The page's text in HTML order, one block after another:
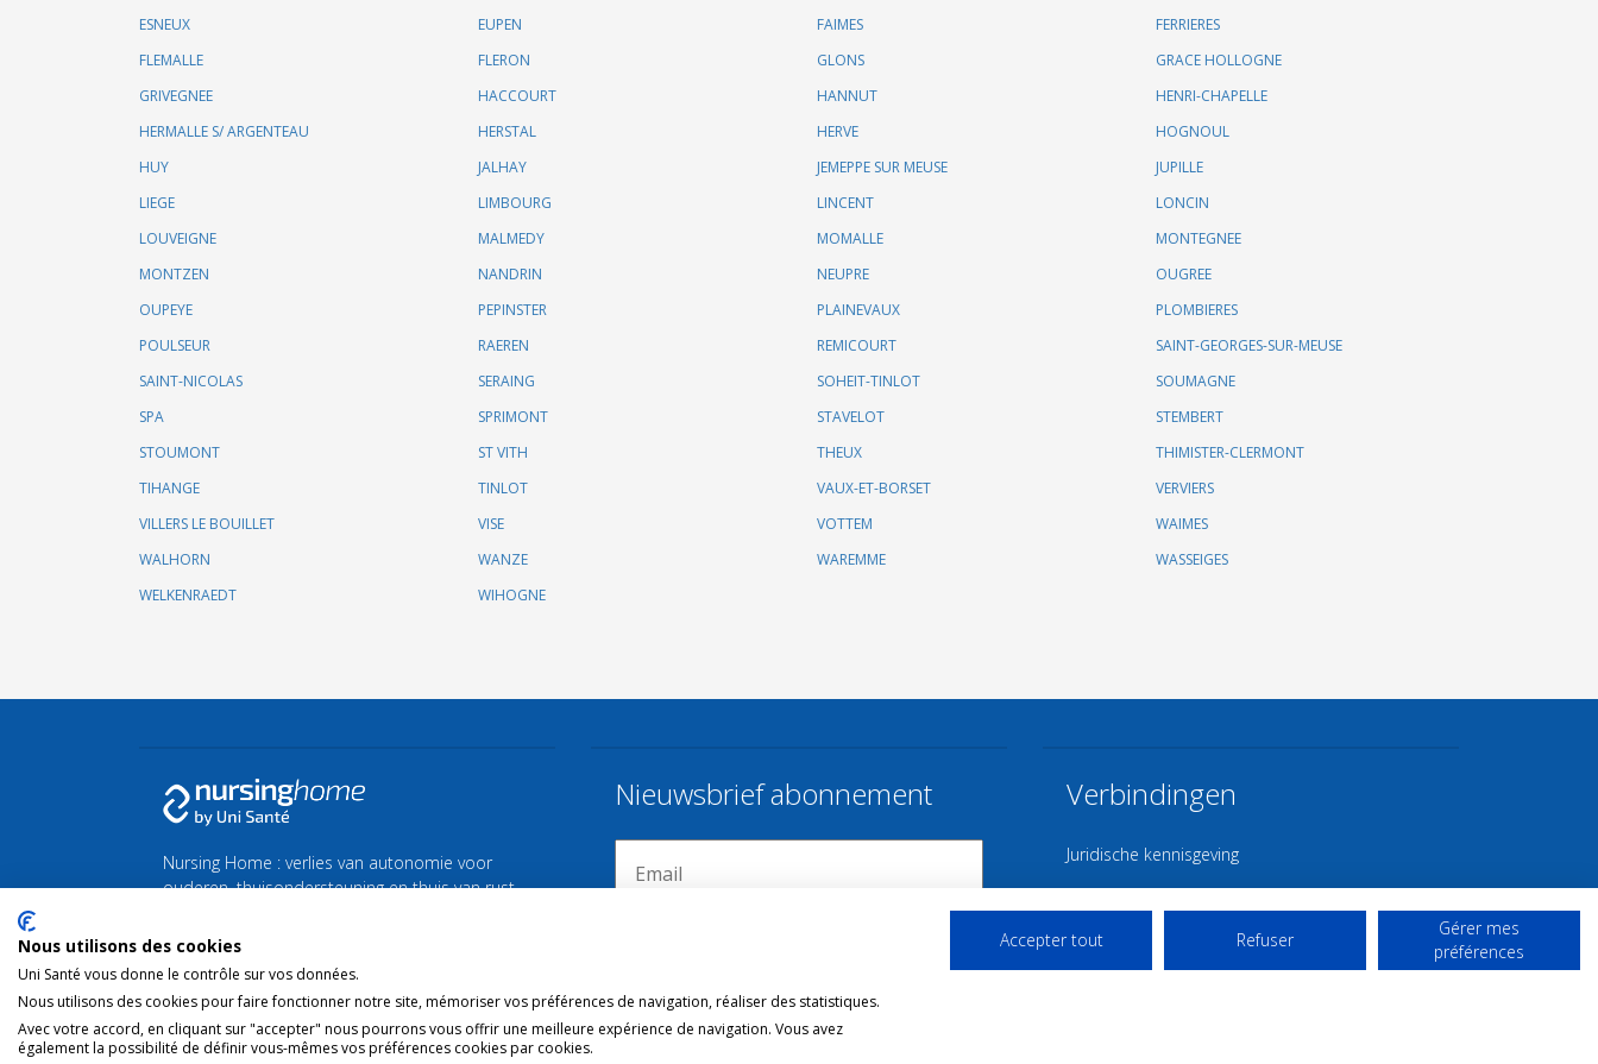
ESNEUX
EUPEN FAIMES
FERRIERES
FLEMALLE
FLERON GLONS
GRACE HOLLOGNE
GRIVEGNEE
HACCOURT HANNUT
HENRI-CHAPELLE
HERMALLE S/ ARGENTEAU
HERSTAL HERVE
HOGNOUL
HUY
JALHAY JEMEPPE SUR MEUSE
JUPILLE
LIEGE
LIMBOURG LINCENT
LONCIN
LOUVEIGNE
MALMEDY MOMALLE
MONTEGNEE
MONTZEN
NANDRIN NEUPRE
OUGREE
OUPEYE
PEPINSTER PLAINEVAUX
PLOMBIERES
POULSEUR
RAEREN REMICOURT
SAINT-GEORGES-SUR-MEUSE
SAINT-NICOLAS
SERAING SOHEIT-TINLOT
SOUMAGNE
SPA
SPRIMONT STAVELOT
STEMBERT
STOUMONT
ST VITH THEUX
THIMISTER-CLERMONT
TIHANGE
TINLOT VAUX-ET-BORSET
VERVIERS
VILLERS LE BOUILLET
VISE VOTTEM
WAIMES
WALHORN
WANZE WAREMME
WASSEIGES
WELKENRAEDT
WIHOGNE
Nous utilisons des cookies
Uni Santé vous donne le contrôle sur vos données.
Nous utilisons des cookies pour faire fonctionner notre site, mémoriser vos préférences de navigation, réaliser des statistiques.
Avec votre accord, en cliquant sur "accepter" nous pourrons vous offrir une meilleure expérience de navigation. Vous avez
également la possibilité de définir vous-mêmes vos préférences cookies par cookies.
Accepter tout Refuser
Gérer mes
préférences
Nursing Home : verlies van autonomie voor
ouderen, thuisondersteuning en thuis van rust
Vind al het nieuws over de zilveren economie en
de vergrijzing Silvereco.fr
Nieuwsbrief abonnement Verbindingen
Juridische kennisgeving
Contact
Gebruiksvoorwaarden